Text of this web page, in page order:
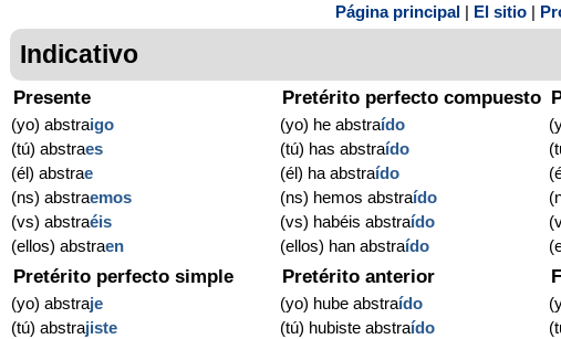
Página principal
El sitio
Indicativo
Presente
(yo) abstraigo
(tú) abstraes
(él) abstrae
(ns) abstraemos
(vs) abstraéis
(ellos) abstraen
Pretérito perfecto compuesto
(yo) he abstraído
(tú) has abstraído
(él) ha abstraído
(ns) hemos abstraído
(vs) habéis abstraído
(ellos) han abstraído
Pretérito perfecto simple
(yo) abstraje
(tú) abstrajiste
Pretérito anterior
(yo) hube abstraído
(tú) hubiste abstraído